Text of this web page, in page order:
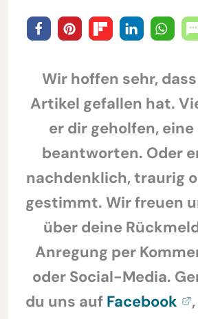
Wir hoffen sehr,
Artikel gefallen hat.
er dir geholfen, eine
beantworten. Oder
nachdenklich, traurig
gestimmt. Wir freuen
über deine
Anregung per
oder Social-Media.
du uns auf Facebook ,